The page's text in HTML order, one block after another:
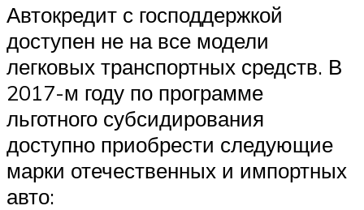
Автокредит с господдержкой
доступен не на все модели
легковых транспортных средств. В
2017-м году по программе
льготного субсидирования
доступно приобрести следующие
марки отечественных и импортных
авто: